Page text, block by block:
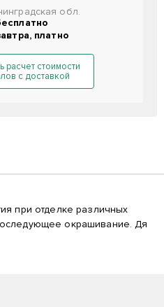
обл.
платно
расчет стоимости
с доставкой
при отделке различных
окрашивание. Дя